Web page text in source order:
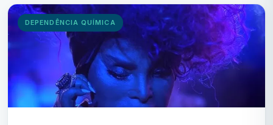
DEPENDÊNCIA QUÍMICA